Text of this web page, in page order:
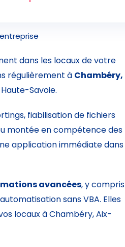
dans les locaux de votre
régulièrement à Chambéry,
Savoie.
fiabilisation de fichiers
montée en compétence des
application immédiate dans
avancées, y compris
sans VBA. Elles
locaux à Chambéry, Aix-